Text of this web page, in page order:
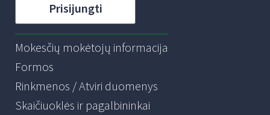
Prisijungti
Mokesčių mokėtojų informacija
Formos
Rinkmenos / Atviri duomenys
Skaičiuoklės ir pagalbininkai